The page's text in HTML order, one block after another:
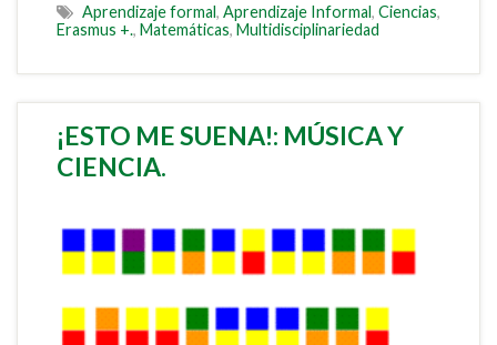
Aprendizaje formal, Aprendizaje Informal, Ciencias,
Erasmus +., Matemáticas, Multidisciplinariedad
¡ESTO ME SUENA!: MÚSICA Y
CIENCIA.